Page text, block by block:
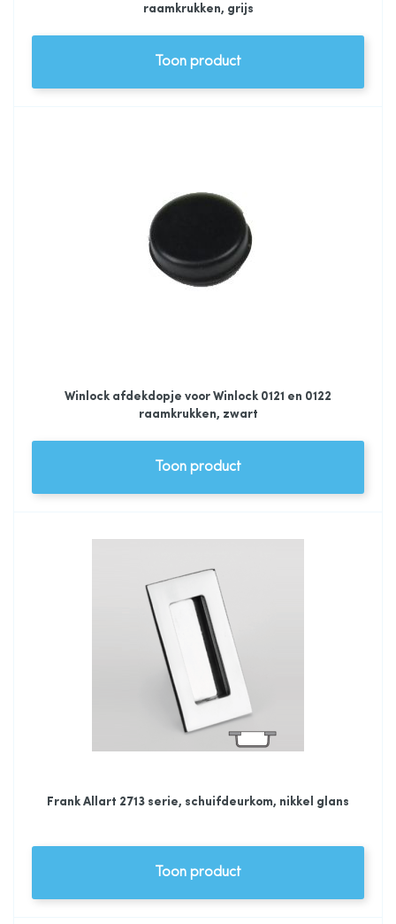
raamkrukken, grijs
Toon product
Winlock afdekdopje voor Winlock 0121 en 0122
raamkrukken, zwart
Toon product
Frank Allart 2713 serie, schuifdeurkom, nikkel glans
Toon product